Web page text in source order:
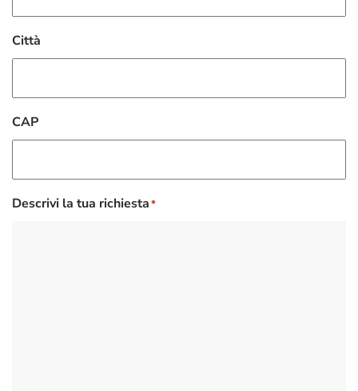
Città
CAP
Descrivi la tua richiesta*